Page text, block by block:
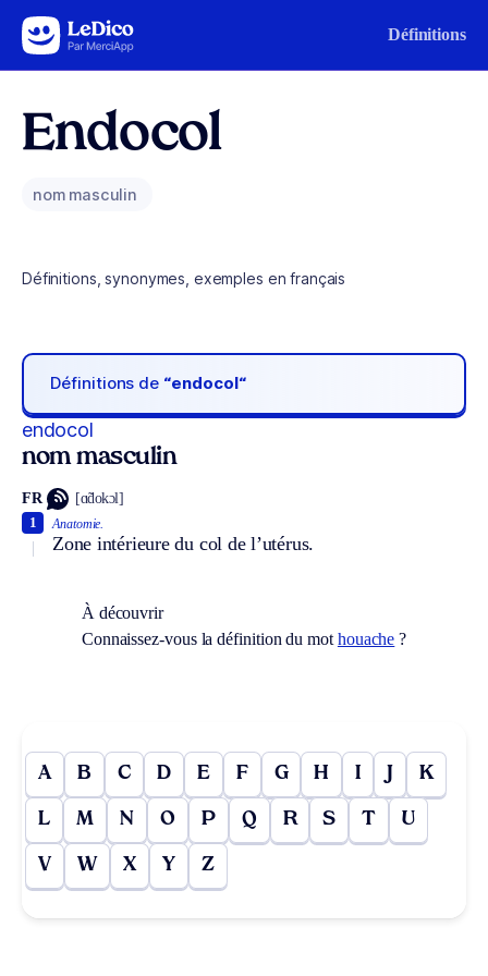
Aller au contenu Définitions
Endocol
nom masculin
Définitions, synonymes, exemples en français
Définitions de “endocol“
endocol
nom masculin
FR [ɑ̃dokɔl]
Anatomie.
Zone intérieure du col de l’utérus.
1
À découvrir
Connaissez-vous la définition du mot houache ?
A B C D E F G H I J K
L M N O P Q R S T U
V W X Y Z